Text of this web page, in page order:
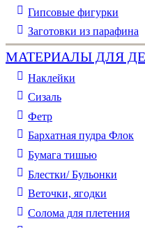
Гипсовые фигурки
Заготовки из парафина
МАТЕРИАЛЫ ДЛЯ
Наклейки
Сизаль
Фетр
Бархатная пудра Флок
Бумага тишью
Блестки/ Бульонки
Веточки, ягодки
Солома для плетения